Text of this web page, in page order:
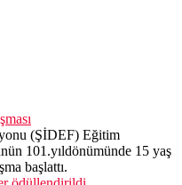
(ŞİDEF) Eğitim
101.yıldönümünde 15 yaş
başlattı.